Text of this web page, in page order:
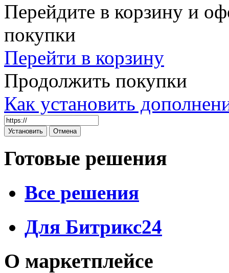
Перейдите в корзину и
покупки
Перейти в корзину
Продолжить покупки
Как установить
Готовые решения
Все решения
Для Битрикс24
О маркетплейсе